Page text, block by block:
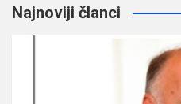
Najnoviji članci